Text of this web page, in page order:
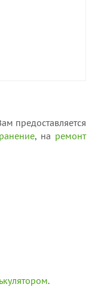
предоставляется
, на ремонт
.